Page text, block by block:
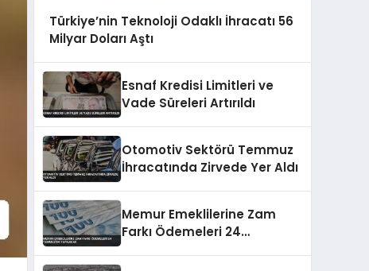
Türkiye’nin Teknoloji Odaklı İhracatı 56
Milyar Doları Aştı
Esnaf Kredisi Limitleri ve
Vade Süreleri Artırıldı
Otomotiv Sektörü Temmuz
İhracatında Zirvede Yer Aldı
Memur Emeklilerine Zam
Farkı Ödemeleri 24